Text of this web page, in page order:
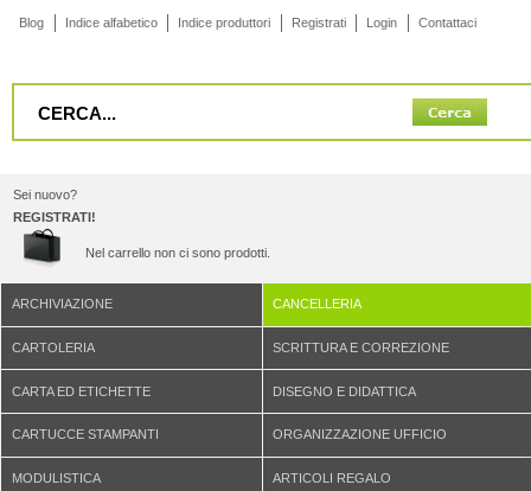
Blog Indice alfabetico Indice produttori Registrati Login Contattaci
Sei nuovo?
REGISTRATI!
Nel carrello non ci sono prodotti.
ARCHIVIAZIONE CANCELLERIA
CARTOLERIA SCRITTURA E CORREZIONE
CARTA ED ETICHETTE DISEGNO E DIDATTICA
CARTUCCE STAMPANTI ORGANIZZAZIONE UFFICIO
MODULISTICA ARTICOLI REGALO